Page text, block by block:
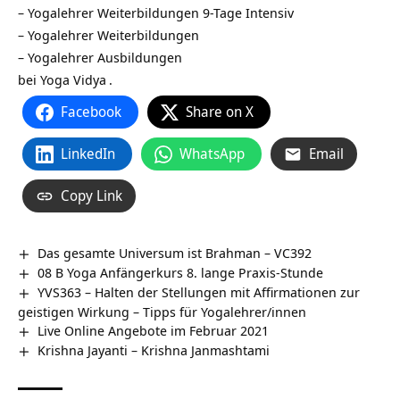
– Yogalehrer Weiterbildungen 9-Tage Intensiv
– Yogalehrer Weiterbildungen
– Yogalehrer Ausbildungen
bei Yoga Vidya .
Facebook Share on X
LinkedIn WhatsApp Email
Copy Link
Das gesamte Universum ist Brahman – VC392
08 B Yoga Anfängerkurs 8. lange Praxis-Stunde
YVS363 – Halten der Stellungen mit Affirmationen zur
geistigen Wirkung – Tipps für Yogalehrer/innen
Live Online Angebote im Februar 2021
Krishna Jayanti – Krishna Janmashtami